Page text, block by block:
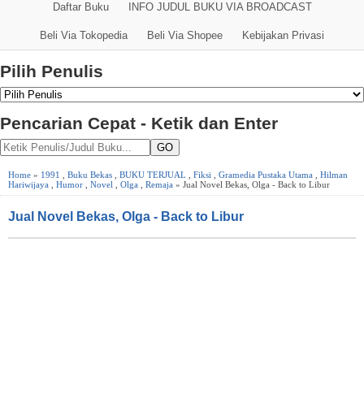
Daftar Buku INFO JUDUL BUKU VIA BROADCAST
Beli Via Tokopedia Beli Via Shopee Kebijakan Privasi
Pilih Penulis
Pencarian Cepat - Ketik dan Enter
GO
Home » 1991 Buku Bekas BUKU TERJUAL Fiksi Gramedia Pustaka Utama
Hilman
Hariwijaya
Humor Novel Olga Remaja » Jual Novel Bekas, Olga - Back to Libur
Jual Novel Bekas, Olga - Back to Libur